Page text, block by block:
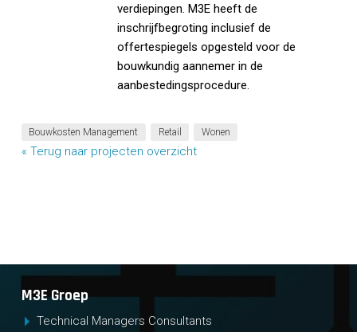
verdiepingen. M3E heeft de
inschrijfbegroting inclusief de
offertespiegels opgesteld voor de
bouwkundig aannemer in de
aanbestedingsprocedure.
Bouwkosten Management Retail Wonen
« Terug naar projecten overzicht
M3E Groep
Technical Managers Consultants